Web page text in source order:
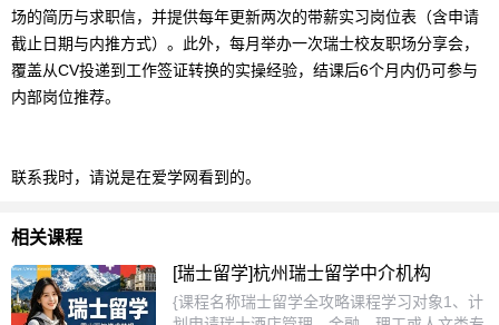
场的简历与求职信，并提供每年更新两次的带薪实习岗位表（含申请
截止日期与内推方式）。此外，每月举办一次瑞士校友职场分享会，
覆盖从CV投递到工作签证转换的实操经验，结课后6个月内仍可参与
内部岗位推荐。
联系我时，请说是在爱学网看到的。
相关课程
[瑞士留学]杭州瑞士留学中介机构
{课程名称瑞士留学全攻略课程学习对象1、计